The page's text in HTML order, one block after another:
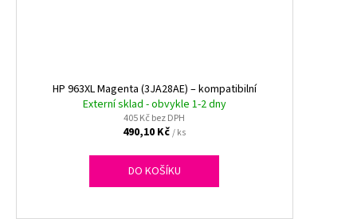
HP 963XL Magenta (3JA28AE) – kompatibilní
Externí sklad - obvykle 1-2 dny
405 Kč bez DPH
490,10 Kč/ ks
DO KOŠÍKU